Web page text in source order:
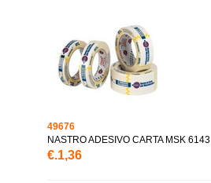
49676
NASTRO ADESIVO CARTA MSK 6143
€.1,36